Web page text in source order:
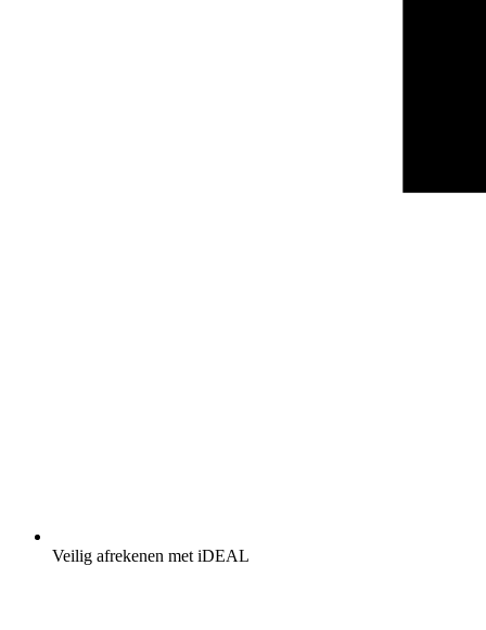
Veilig afrekenen met iDEAL